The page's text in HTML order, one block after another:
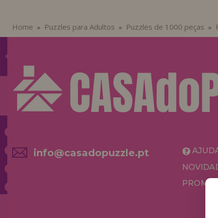
Home » Puzzles para Adultos » Puzzles de 1000 peças »
info@casadopuzzle.pt